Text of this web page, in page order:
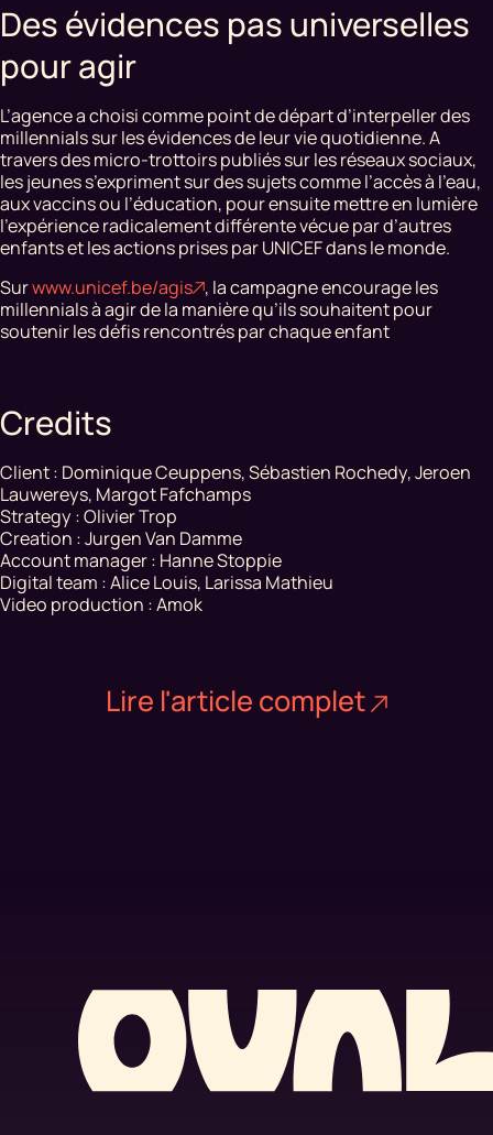
Des évidences pas universelles
pour agir
L’agence a choisi comme point de départ d’interpeller des
millennials sur les évidences de leur vie quotidienne. A
travers des micro-trottoirs publiés sur les réseaux sociaux,
les jeunes s’expriment sur des sujets comme l’accès à l’eau,
aux vaccins ou l’éducation, pour ensuite mettre en lumière
l’expérience radicalement différente vécue par d’autres
enfants et les actions prises par UNICEF dans le monde.
Surwww.unicef.be/agis , la campagne encourage les
millennials à agir de la manière qu’ils souhaitent pour
soutenir les défis rencontrés par chaque enfant
Credits
Client : Dominique Ceuppens, Sébastien Rochedy, Jeroen
Lauwereys, Margot Fafchamps
Strategy : Olivier Trop
Creation : Jurgen Van Damme
Account manager : Hanne Stoppie
Digital team : Alice Louis, Larissa Mathieu
Video production : Amok
Lire l'article complet